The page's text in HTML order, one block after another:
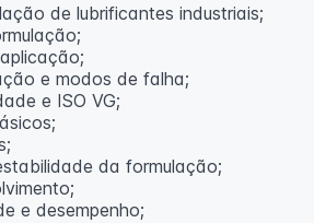
de lubrificantes industriais;
e modos de falha;
e ISO VG;
da formulação;
e desempenho;